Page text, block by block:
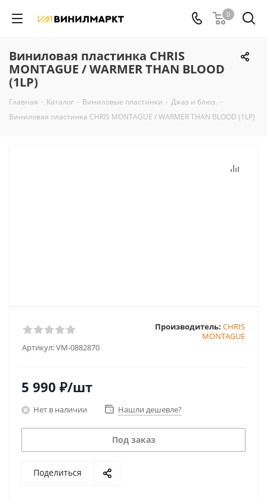
0
Виниловая пластинка CHRIS
MONTAGUE / WARMER THAN BLOOD
(1LP)
Главная - Каталог - Виниловые пластинки - Джаз и блюз. -
Виниловая пластинка CHRIS MONTAGUE / WARMER THAN BLOOD (1LP)
Артикул:VM-0882870
Производитель: CHRIS
MONTAGUE
5 990 ₽/шт
Нет в наличии Нашли дешевле?
Под заказ
Поделиться